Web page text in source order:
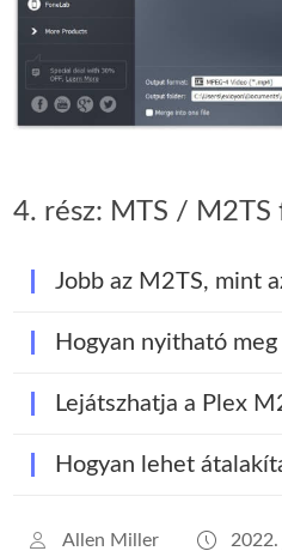
4. rész: MTS / M2TS
Jobb az M2TS, mint
Hogyan nyitható
Lejátszhatja a Plex
Hogyan lehet
Allen Miller 2022.